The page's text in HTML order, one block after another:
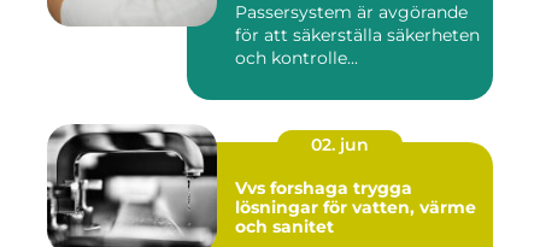
Passersystem är avgörande
för att säkerställa säkerheten
och kontrolle...
02. jun
Vvs forshaga trygga
lösningar för vatten, värme
och sanitet